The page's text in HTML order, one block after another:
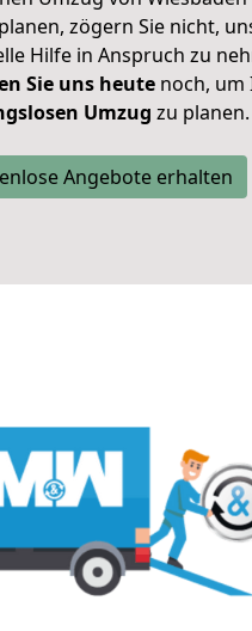
zögern Sie nicht,
Hilfe in Anspruch zu
Sie uns heutenoch, um
Umzug zu planen.
Angebote erhalten